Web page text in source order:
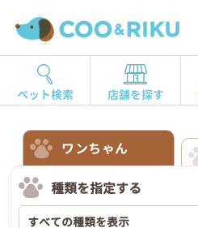
ペット検索 店舗を探す
ワンちゃん
種類を指定する